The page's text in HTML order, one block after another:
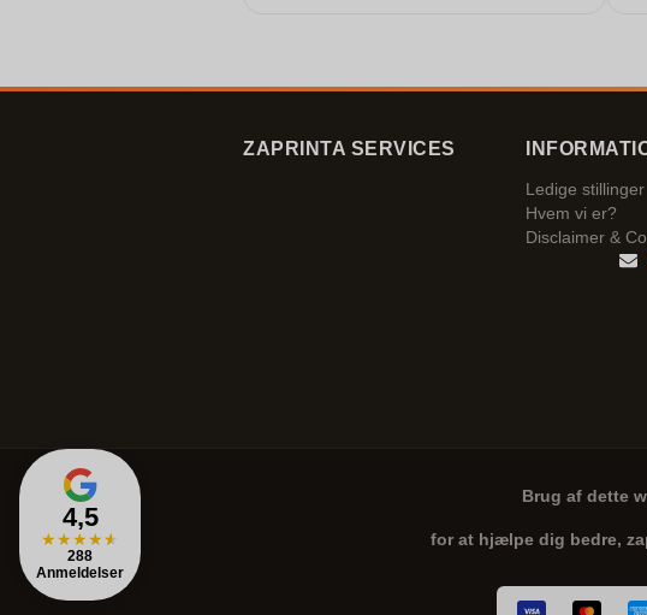
4,5
★★★★★
288
Anmeldelser
ZAPRINTA SERVICES
Ledige stillinger
Hvem vi er?
Disclaimer &
Brug af dette
for at hjælpe dig bedre,